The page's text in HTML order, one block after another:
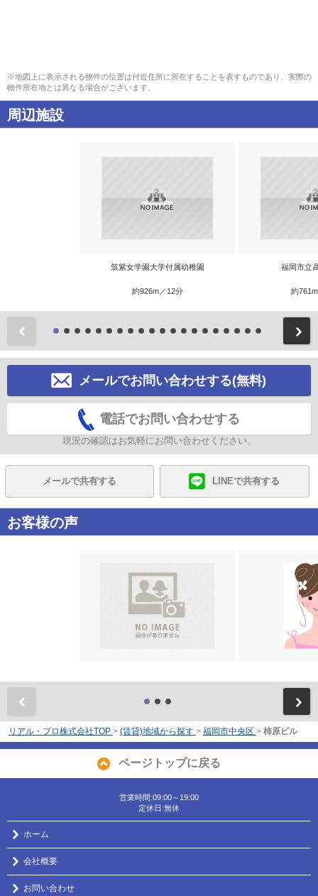
※地図上に表示される物件の位置は付近住所に所在することを表すものであり、実際の
物件所在地とは異なる場合がございます。
周辺施設
筑紫女学園大学付属幼稚園
約926m／12分
福岡市立
約
メールでお問い合わせする(無料)
電話でお問い合わせする
現況の確認はお気軽にお問い合わせください。
メールで共有する LINEで共有する
お客様の声
リアル・プロ株式会社TOP > (賃貸)地域から探す > 福岡市中央区 > 柿原ビル
ページトップに戻る
営業時間:09:00～19:00
定休日:無休
ホーム
会社概要
お問い合わせ